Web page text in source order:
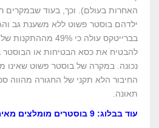
האחרות בעולם). וכך, בעוד שבמקרים
ילדהם בוסטר פשוט ללא משענת גב
בברייטקס עולה כי
להבטיח את כסא הבטיחות או הבוסטר
נכונה. במקרה של בוסטר פשוט שאינו
החיבור הלא תקני של החגורה מהווה
תאונה.
עוד בבלוג: 9 בוסטרים מומלצים מאירופה